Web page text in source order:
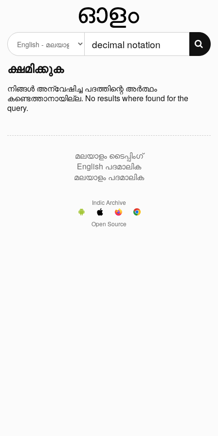
ക്ഷമിക്കുക
നിങ്ങള്‍ അന്വേഷിച്ച പദത്തിന്റെ അർത്ഥം
കണ്ടെത്താനായില്ല. No results where found for the
query.
മലയാളം ടൈപ്പിംഗ്
English പദമാലിക
മലയാളം പദമാലിക
Indic Archive
Open Source